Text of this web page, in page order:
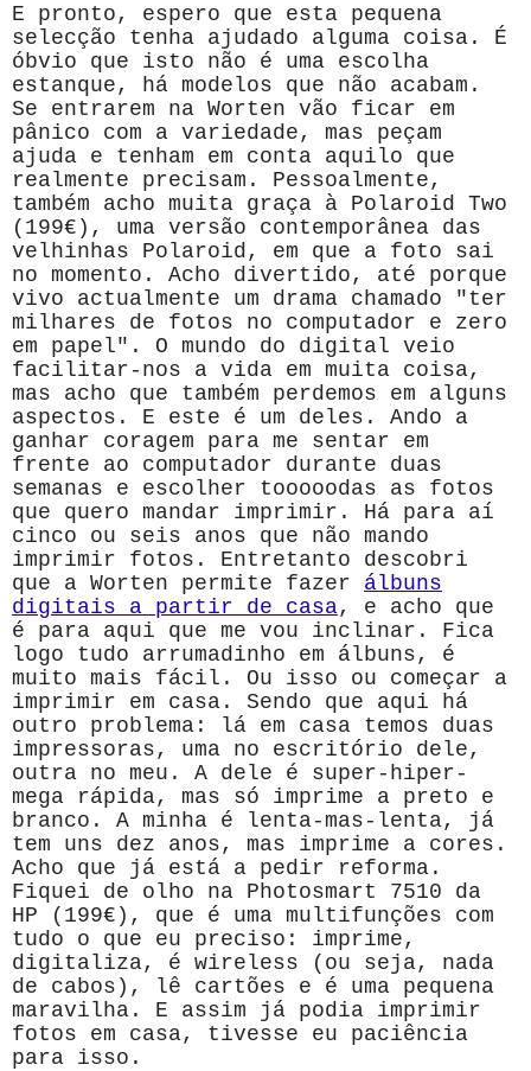
E pronto, espero que esta pequena
selecção tenha ajudado alguma coisa. É
óbvio que isto não é uma escolha
estanque, há modelos que não acabam.
Se entrarem na Worten vão ficar em
pânico com a variedade, mas peçam
ajuda e tenham em conta aquilo que
realmente precisam. Pessoalmente,
também acho muita graça à Polaroid Two
(199€), uma versão contemporânea das
velhinhas Polaroid, em que a foto sai
no momento. Acho divertido, até porque
vivo actualmente um drama chamado "ter
milhares de fotos no computador e zero
em papel". O mundo do digital veio
facilitar-nos a vida em muita coisa,
mas acho que também perdemos em alguns
aspectos. E este é um deles. Ando a
ganhar coragem para me sentar em
frente ao computador durante duas
semanas e escolher tooooodas as fotos
que quero mandar imprimir. Há para aí
cinco ou seis anos que não mando
imprimir fotos. Entretanto descobri
que a Worten permite fazer álbuns
digitais a partir de casa, e acho que
é para aqui que me vou inclinar. Fica
logo tudo arrumadinho em álbuns, é
muito mais fácil. Ou isso ou começar a
imprimir em casa. Sendo que aqui há
outro problema: lá em casa temos duas
impressoras, uma no escritório dele,
outra no meu. A dele é super-hiper-
mega rápida, mas só imprime a preto e
branco. A minha é lenta-mas-lenta, já
tem uns dez anos, mas imprime a cores.
Acho que já está a pedir reforma.
Fiquei de olho na Photosmart 7510 da
HP (199€), que é uma multifunções com
tudo o que eu preciso: imprime,
digitaliza, é wireless (ou seja, nada
de cabos), lê cartões e é uma pequena
maravilha. E assim já podia imprimir
fotos em casa, tivesse eu paciência
para isso.